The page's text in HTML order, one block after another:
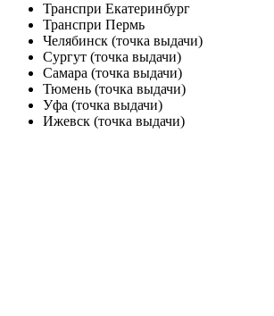
Транспри Екатеринбург
Транспри Пермь
Челябинск (точка выдачи)
Сургут (точка выдачи)
Самара (точка выдачи)
Тюмень (точка выдачи)
Уфа (точка выдачи)
Ижевск (точка выдачи)